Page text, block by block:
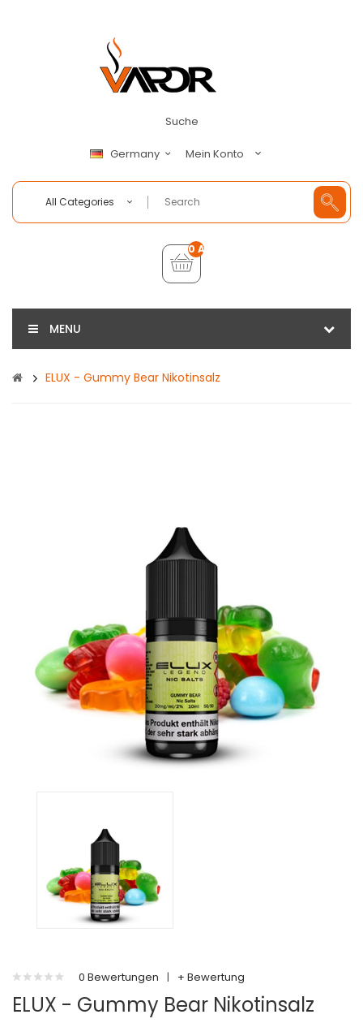
Suche
Germany Mein Konto
All Categories
0 Artikel - €0,00
MENU
ELUX - Gummy Bear Nikotinsalz
0 Bewertungen | + Bewertung
ELUX - Gummy Bear Nikotinsalz